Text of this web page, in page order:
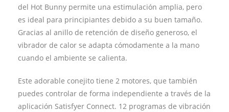
del Hot Bunny permite una estimulación amplia, pero
es ideal para principiantes debido a su buen tamaño.
Gracias al anillo de retención de diseño generoso, el
vibrador de calor se adapta cómodamente a la mano
cuando el ambiente se calienta.
Este adorable conejito tiene 2 motores, que también
puedes controlar de forma independiente a través de la
aplicación Satisfyer Connect. 12 programas de vibración